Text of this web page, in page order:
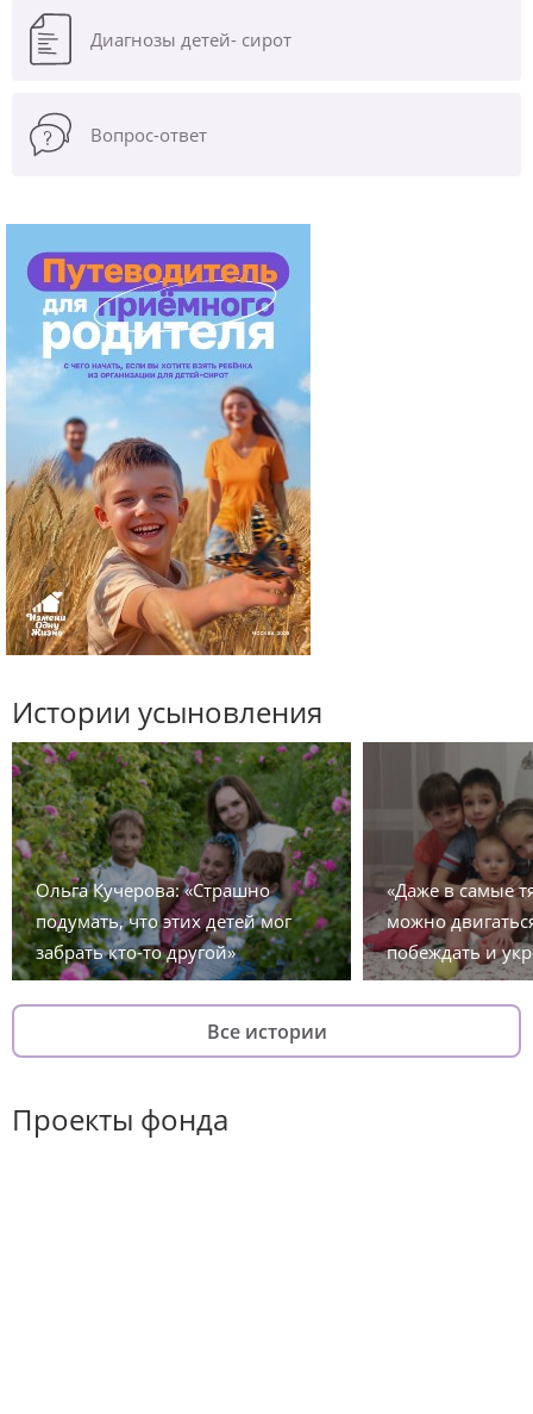
Диагнозы детей- сирот
Вопрос-ответ
Истории усыновления
Ольга Кучерова: «Страшно
подумать, что этих детей мог
забрать кто-то другой»
«Даже в самые
можно
побеждать и
Все истории
Проекты фонда